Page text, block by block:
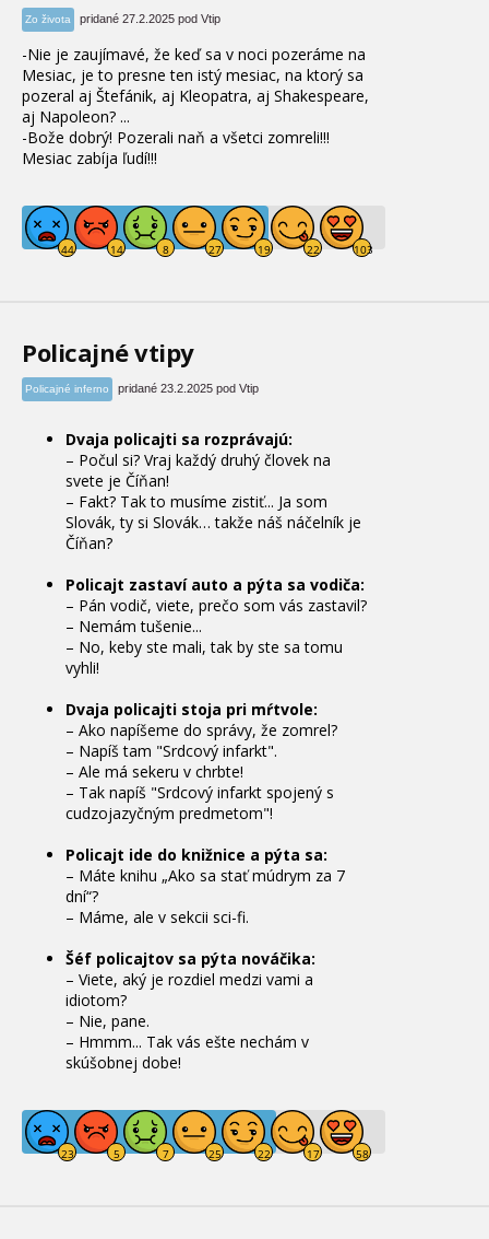
Zo života pridané 27.2.2025 pod Vtip
-Nie je zaujímavé, že keď sa v noci pozeráme na
Mesiac, je to presne ten istý mesiac, na ktorý sa
pozeral aj Štefánik, aj Kleopatra, aj Shakespeare,
aj Napoleon? ...
-Bože dobrý! Pozerali naň a všetci zomreli!!!
Mesiac zabíja ľudí!!!
Policajné vtipy
Policajné inferno pridané 23.2.2025 pod Vtip
Dvaja policajti sa rozprávajú:
– Počul si? Vraj každý druhý človek na
svete je Číňan!
– Fakt? Tak to musíme zistiť... Ja som
Slovák, ty si Slovák… takže náš náčelník je
Číňan?
Policajt zastaví auto a pýta sa vodiča:
– Pán vodič, viete, prečo som vás zastavil?
– Nemám tušenie...
– No, keby ste mali, tak by ste sa tomu
vyhli!
Dvaja policajti stoja pri mŕtvole:
– Ako napíšeme do správy, že zomrel?
– Napíš tam "Srdcový infarkt".
– Ale má sekeru v chrbte!
– Tak napíš "Srdcový infarkt spojený s
cudzojazyčným predmetom"!
Policajt ide do knižnice a pýta sa:
– Máte knihu „Ako sa stať múdrym za 7
dní“?
– Máme, ale v sekcii sci-fi.
Šéf policajtov sa pýta nováčika:
– Viete, aký je rozdiel medzi vami a
idiotom?
– Nie, pane.
– Hmmm... Tak vás ešte nechám v
skúšobnej dobe!